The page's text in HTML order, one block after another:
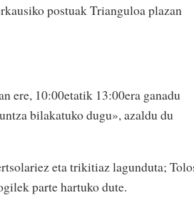
postuak Trianguloa plazan
ere, 10:00etatik 13:00era ganadu
bilakatuko dugu», azaldu du
eta trikitiaz lagunduta;
parte hartuko dute.